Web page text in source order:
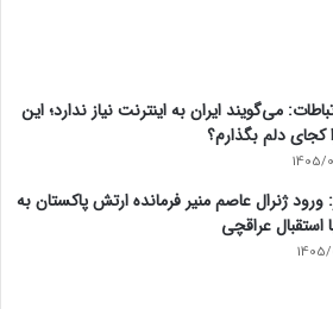
می‌گویند ایران به اینترنت نیاز ندارد؛ این
دلم بگذارم؟
1405/
ورود ژنرال عاصم منیر فرمانده ارتش پاکستان به
استقبال عراقچی
1405/